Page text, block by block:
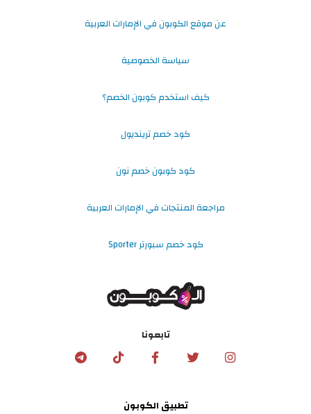
عن موقع الكوبون في الإمارات العربية
سياسة الخصوصية
كيف استخدم كوبون الخصم؟
كود خصم ترينديول
كود كوبون خصم نون
مراجعة المنتجات في الإمارات العربية
كود خصم سبورتر Sporter
تابعونا
تطبيق الكوبون